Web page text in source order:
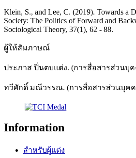
Klein, S., and Lee, C. (2019). Towards a
Society: The Politics of Forward and
Sociological Theory, 37(1), 62 - 88.
ผู้ให้สัมภาษณ์
ประภาส ปิ่นตบแต่ง. (การสื่อสารส่วนบุค
ทวีศักดิ์ มณีวรรณ. (การสื่อสารส่วนบุคค
Information
สำหรับผู้แต่ง